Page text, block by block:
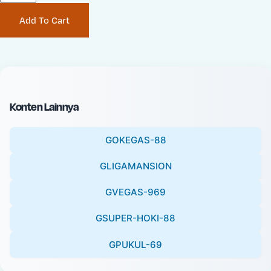
i
n
a
c
e
Add To Cart
Konten Lainnya
GOKEGAS-88
GLIGAMANSION
GVEGAS-969
GSUPER-HOKI-88
GPUKUL-69